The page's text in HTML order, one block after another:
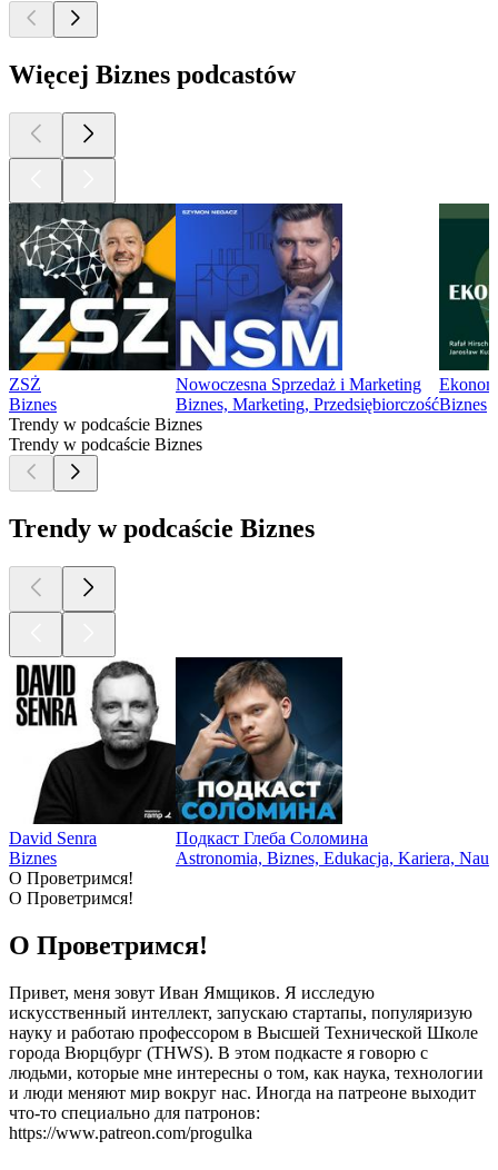
Więcej Biznes podcastów
ZSŻ
Biznes
Nowoczesna Sprzedaż i Marketing
Biznes, Marketing, PrzedsiębiorczośćBiznes
Trendy w podcaście Biznes
Trendy w podcaście Biznes
Trendy w podcaście Biznes
David Senra
Biznes
Подкаст Глеба Соломина
Astronomia, Biznes, Edukacja, Kariera,
O Проветримся!
O Проветримся!
O Проветримся!
Привет, меня зовут Иван Ямщиков. Я исследую
искусственный интеллект, запускаю стартапы, популяризую
науку и работаю профессором в Высшей Технической Школе
города Вюрцбург (THWS). В этом подкасте я говорю с
людьми, которые мне интересны о том, как наука, технологии
и люди меняют мир вокруг нас. Иногда на патреоне выходит
что-то специально для патронов:
https://www.patreon.com/progulka